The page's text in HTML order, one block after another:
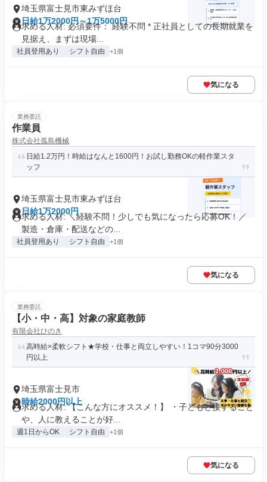
埼玉県富士見市東みずほ台
日給1万2000円～1万5000円
求める人材: 必須要件： 経験不問 * 正社員としての長期就業を
見据え、まずは現場...
社員登用あり シフト自由 +1個
気になる
業務委託
作業員
株式会社孤島機械
日給1.2万円！時給はなんと1600円！お試し勤務OKの軽作業スタ
ッフ
埼玉県富士見市東みずほ台
日給1万2000円
求める人材: ＼経験不問！少しでも気になったら応募OK！／
製造・倉庫・配送などの...
社員登用あり シフト自由 +1個
気になる
業務委託
【小・中・高】対象の家庭教師
有限会社ひのき
高時給×柔軟シフト★学校・仕事と両立しやすい！1コマ90分3000
円以上
埼玉県富士見市
時給2000円以上
求める人材: 【こんな方にオススメ！】 ・子どもと接すること
や、人に教えることが好...
週1日からOK シフト自由 +1個
気になる